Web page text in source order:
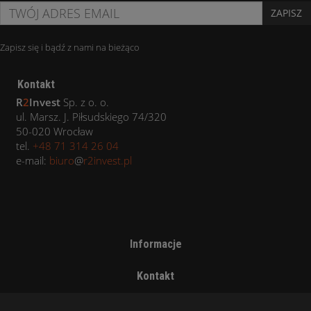
ZAPISZ
Zapisz się i bądź z nami na bieżąco
Kontakt
R2Invest Sp. z o. o.
ul. Marsz. J. Piłsudskiego 74/320
50-020 Wrocław
tel. +48 71 314 26 04
e-mail: biuro@r2invest.pl
Informacje
Kontakt